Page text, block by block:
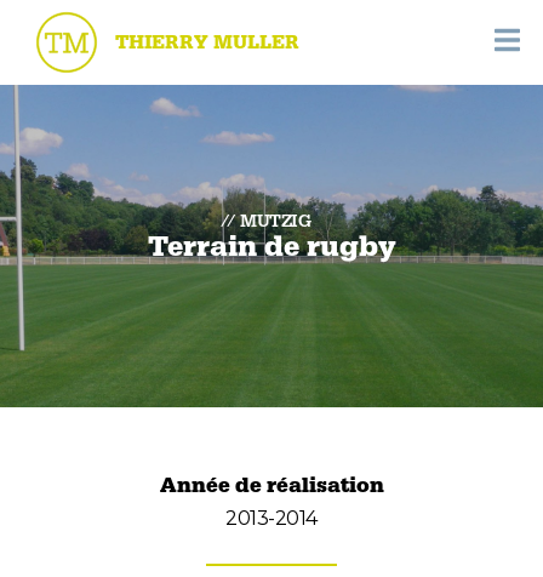
THIERRY MULLER
MUTZIG
Terrain de rugby
Année de réalisation
2013-2014